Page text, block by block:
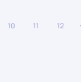
10 11 12